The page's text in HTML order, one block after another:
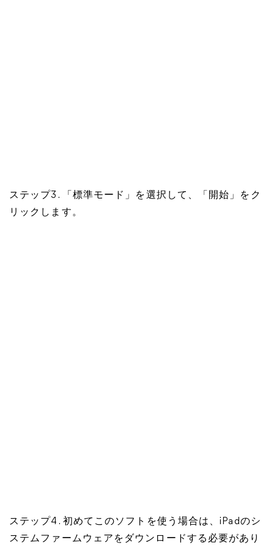
ステップ3. 「標準モード」を選択して、「開始」をク
リックします。
ステップ4. 初めてこのソフトを使う場合は、iPadのシ
ステムファームウェアをダウンロードする必要があり